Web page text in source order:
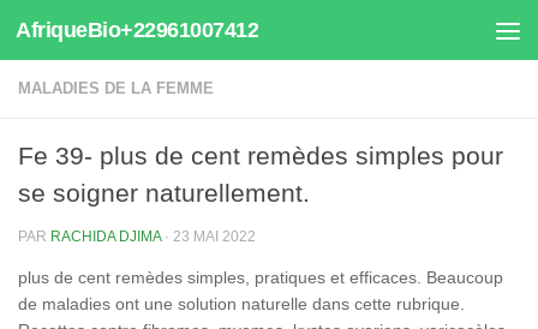
Au dessous du contenu
AfriqueBio+22961007412
MALADIES DE LA FEMME
Fe 39- plus de cent remèdes simples pour
se soigner naturellement.
PAR RACHIDA DJIMA · 23 MAI 2022
plus de cent remèdes simples, pratiques et efficaces. Beaucoup
de maladies ont une solution naturelle dans cette rubrique.